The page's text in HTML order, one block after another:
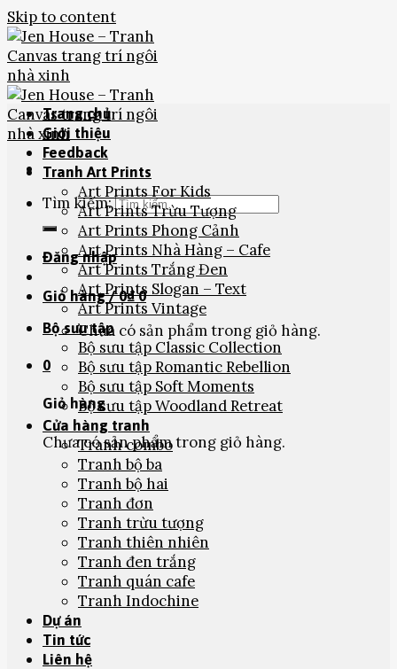
Skip to content
Tìm kiếm:
Đăng nhập
Giỏ hàng /0₫ 0
Chưa có sản phẩm trong giỏ hàng.
0
Giỏ hàng
Chưa có sản phẩm trong giỏ hàng.
Trang chủ
Giới thiệu
Feedback
Tranh Art Prints
Art Prints For Kids
Art Prints Trừu Tượng
Art Prints Phong Cảnh
Art Prints Nhà Hàng – Cafe
Art Prints Trắng Đen
Art Prints Slogan – Text
Art Prints Vintage
Bộ sưu tập
Bộ sưu tập Classic Collection
Bộ sưu tập Romantic Rebellion
Bộ sưu tập Soft Moments
Bộ sưu tập Woodland Retreat
Cửa hàng tranh
Tranh combo
Tranh bộ ba
Tranh bộ hai
Tranh đơn
Tranh trừu tượng
Tranh thiên nhiên
Tranh đen trắng
Tranh quán cafe
Tranh Indochine
Dự án
Tin tức
Liên hệ